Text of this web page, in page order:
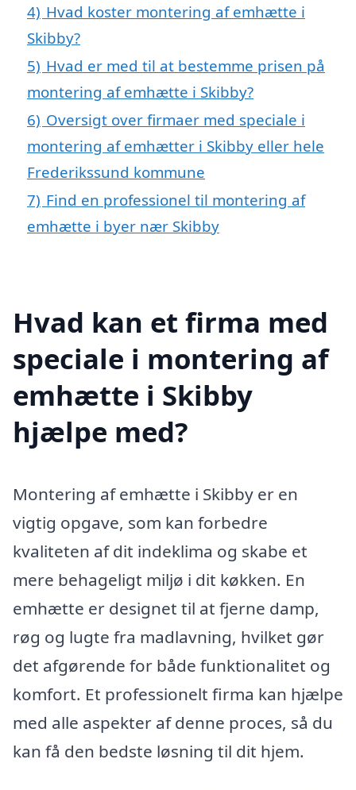
4) Hvad koster montering af emhætte i
Skibby?
5) Hvad er med til at bestemme prisen på
montering af emhætte i Skibby?
6) Oversigt over firmaer med speciale i
montering af emhætter i Skibby eller hele
Frederikssund kommune
7) Find en professionel til montering af
emhætte i byer nær Skibby
Hvad kan et firma med
speciale i montering af
emhætte i Skibby
hjælpe med?
Montering af emhætte i Skibby er en
vigtig opgave, som kan forbedre
kvaliteten af dit indeklima og skabe et
mere behageligt miljø i dit køkken. En
emhætte er designet til at fjerne damp,
røg og lugte fra madlavning, hvilket gør
det afgørende for både funktionalitet og
komfort. Et professionelt firma kan hjælpe
med alle aspekter af denne proces, så du
kan få den bedste løsning til dit hjem.